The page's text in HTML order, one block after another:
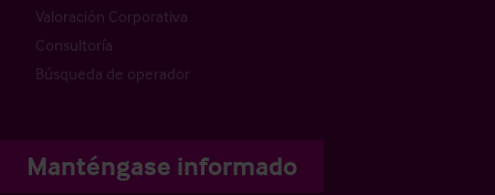
Valoración Corporativa
Consultoría
Búsqueda de operador
Manténgase informado